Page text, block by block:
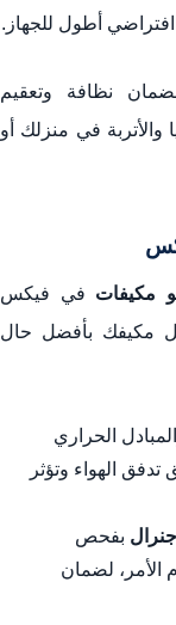
أطول للجهاز.
نظافة وتعقيم
والأتربة في منزلك أو
مكيفات في فيكس
مكيفك بأفضل حال
الحراري
تدفق الهواء وتؤثر
بفحص
الأمر، لضمان